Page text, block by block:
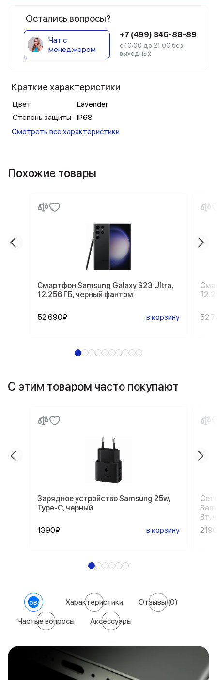
Остались вопросы?
Чат с
менеджером
+7 (499) 346-88-89
с 10:00 до 21:00 без
выходных
Краткие характеристики
Цвет
Lavender
Степень защиты
IP68
Смотреть все характеристики
Похожие товары
Смартфон Samsung Galaxy S23 Ultra,
12.256 ГБ, черный фантом
52 690₽ в корзину 52
С этим товаром часто покупают
Зарядное устройство Samsung 25w,
Type-C, черный
1390₽ в корзину
Вт,
О товаре Характеристики Отзывы(0)
Частые вопросы Аксессуары